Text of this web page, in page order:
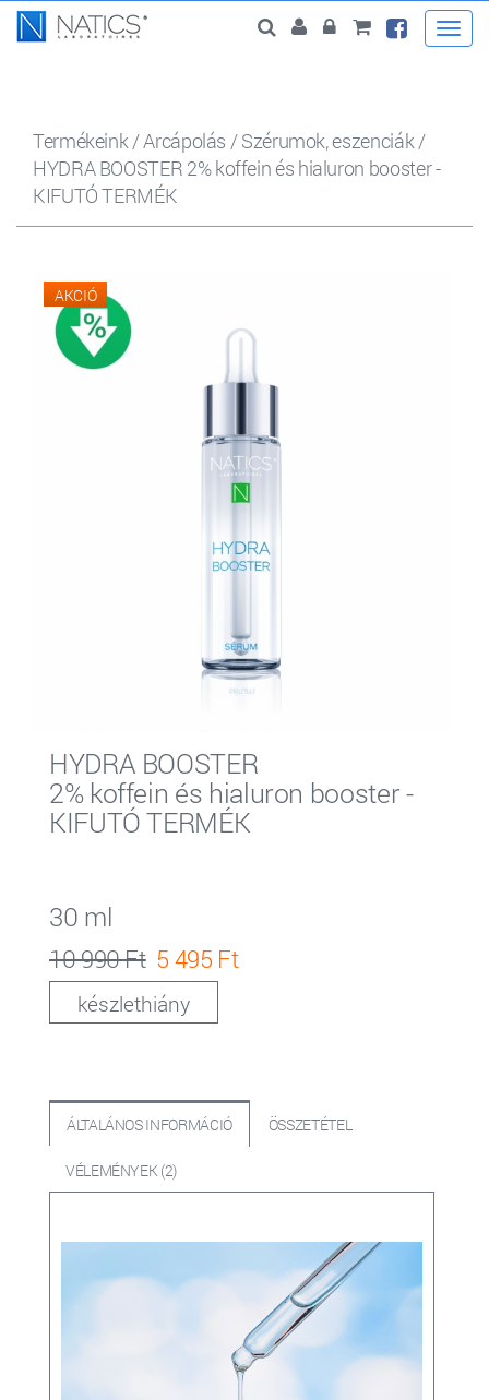
Termékeink/Arcápolás /Szérumok, eszenciák/
HYDRA BOOSTER 2% koffein és hialuron booster -
KIFUTÓ TERMÉK
AKCIÓ
HYDRA BOOSTER
2% koffein és hialuron booster -
KIFUTÓ TERMÉK
30 ml
10 990 Ft 5 495 Ft
készlethiány
ÁLTALÁNOS INFORMÁCIÓ ÖSSZETÉTEL
VÉLEMÉNYEK (2)